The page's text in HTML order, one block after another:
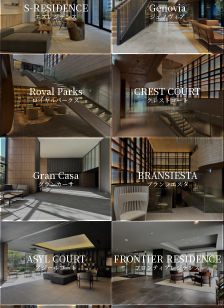
S-RESIDENCE
エスレジデンス
Genovia
ジェノヴィア
Royal Parks
ロイヤルパークス
CREST COURT
クレストコート
Gran Casa
グランカーサ
BRANSIESTA
ブランシエスタ
ASYL COURT
アジールコート
FRONTIER RESIDENCE
フロンティアレジデンス